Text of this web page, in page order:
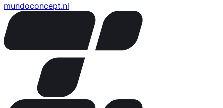
mundoconcept.nl